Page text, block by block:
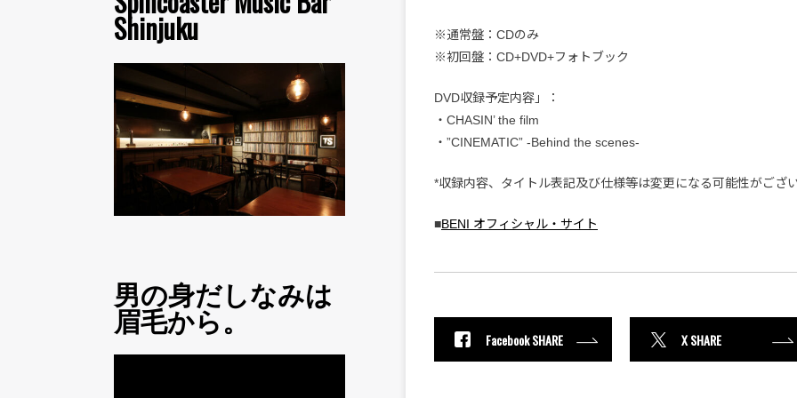
Shinjuku
男の身だしなみは
眉毛から。
※通常盤：CDのみ
※初回盤：CD+DVD+フォトブック
DVD収録予定内容」：
・CHASIN’ the film
・”CINEMATIC” -Behind the scenes-
*収録内容、タイトル表記及び仕様等は変更になる可能性がござ
■BENI オフィシャル・サイト
Facebook SHARE X SHARE